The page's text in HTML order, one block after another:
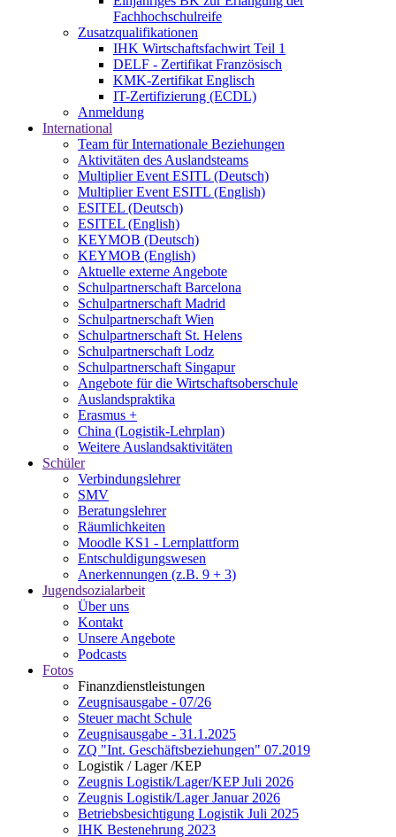
Fachhochschulreife
Zusatzqualifikationen
IHK Wirtschaftsfachwirt Teil 1
DELF - Zertifikat Französisch
KMK-Zertifikat Englisch
IT-Zertifizierung (ECDL)
Anmeldung
International
Team für Internationale Beziehungen
Aktivitäten des Auslandsteams
Multiplier Event ESITL (Deutsch)
Multiplier Event ESITL (English)
ESITEL (Deutsch)
ESITEL (English)
KEYMOB (Deutsch)
KEYMOB (English)
Aktuelle externe Angebote
Schulpartnerschaft Barcelona
Schulpartnerschaft Madrid
Schulpartnerschaft Wien
Schulpartnerschaft St. Helens
Schulpartnerschaft Lodz
Schulpartnerschaft Singapur
Angebote für die Wirtschaftsoberschule
Auslandspraktika
Erasmus +
China (Logistik-Lehrplan)
Weitere Auslandsaktivitäten
Schüler
Verbindungslehrer
SMV
Beratungslehrer
Räumlichkeiten
Moodle KS1 - Lernplattform
Entschuldigungswesen
Anerkennungen (z.B. 9 + 3)
Jugendsozialarbeit
Über uns
Kontakt
Unsere Angebote
Podcasts
Fotos
Finanzdienstleistungen
Zeugnisausgabe - 07/26
Steuer macht Schule
Zeugnisausgabe - 31.1.2025
ZQ "Int. Geschäftsbeziehungen" 07.2019
Logistik / Lager /KEP
Zeugnis Logistik/Lager/KEP Juli 2026
Zeugnis Logistik/Lager Januar 2026
Betriebsbesichtigung Logistik Juli 2025
IHK Bestenehrung 2023